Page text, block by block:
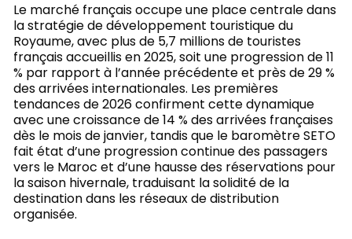
Le marché français occupe une place centrale dans
la stratégie de développement touristique du
Royaume, avec plus de 5,7 millions de touristes
français accueillis en 2025, soit une progression de 11
% par rapport à l’année précédente et près de 29 %
des arrivées internationales. Les premières
tendances de 2026 confirment cette dynamique
avec une croissance de 14 % des arrivées françaises
dès le mois de janvier, tandis que le baromètre SETO
fait état d’une progression continue des passagers
vers le Maroc et d’une hausse des réservations pour
la saison hivernale, traduisant la solidité de la
destination dans les réseaux de distribution
organisée.